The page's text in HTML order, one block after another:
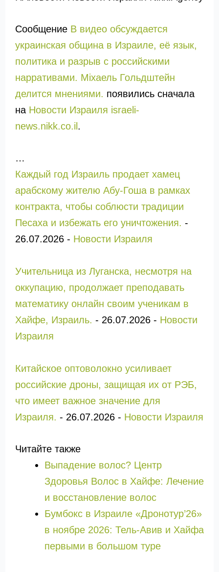
Сообщение В видео обсуждается
украинская община в Израиле, её язык,
политика и разрыв с российскими
нарративами. Міхаель Гольдштейн
делится мнениями. появились сначала
на Новости Израиля israeli-
news.nikk.co.il .
…
Каждый год Израиль продает хамец
арабскому жителю Абу-Гоша в рамках
контракта, чтобы соблюсти традиции
Песаха и избежать его уничтожения. -
26.07.2026- Новости Израиля
Учительница из Луганска, несмотря на
оккупацию, продолжает преподавать
математику онлайн своим ученикам в
Хайфе, Израиль. - 26.07.2026- Новости
Израиля
Китайское оптоволокно усиливает
российские дроны, защищая их от РЭБ,
что имеет важное значение для
Израиля. - 26.07.2026- Новости Израиля
Читайте также
Выпадение волос? Центр
Здоровья Волос в Хайфе: Лечение
и восстановление волос
Бумбокс в Израиле «Дронотур’26»
в ноябре 2026: Тель-Авив и Хайфа
первыми в большом туре